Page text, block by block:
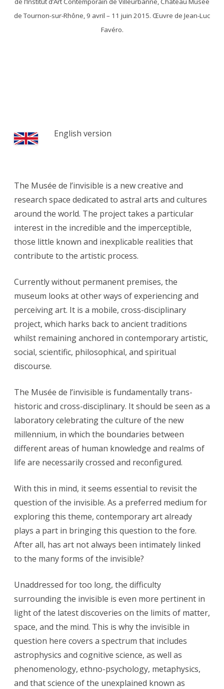
de Tournon-sur-Rhône, 9 avril – 11 juin 2015. Œuvre de Jean-Luc
Favéro.
English version
The Musée de l’invisible is a new creative and
research space dedicated to astral arts and cultures
around the world. The project takes a particular
interest in the incredible and the imperceptible,
those little known and inexplicable realities that
contribute to the artistic process.
Currently without permanent premises, the
museum looks at other ways of experiencing and
perceiving art. It is a mobile, cross-disciplinary
project, which harks back to ancient traditions
whilst remaining anchored in contemporary artistic,
social, scientific, philosophical, and spiritual
discourse.
The Musée de l’invisible is fundamentally trans-
historic and cross-disciplinary. It should be seen as a
laboratory celebrating the culture of the new
millennium, in which the boundaries between
different areas of human knowledge and realms of
life are necessarily crossed and reconfigured.
With this in mind, it seems essential to revisit the
question of the invisible. As a preferred medium for
exploring this theme, contemporary art already
plays a part in bringing this question to the fore.
After all, has art not always been intimately linked
to the many forms of the invisible?
Unaddressed for too long, the difficulty
surrounding the invisible is even more pertinent in
light of the latest discoveries on the limits of matter,
space, and the mind. This is why the invisible in
question here covers a spectrum that includes
astrophysics and cognitive science, as well as
phenomenology, ethno-psychology, metaphysics,
and that science of the unexplained known as